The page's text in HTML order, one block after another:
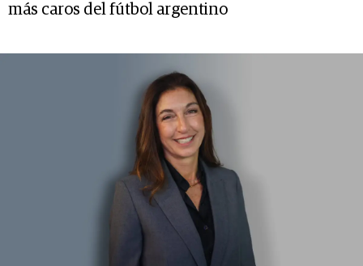
más caros del fútbol argentino